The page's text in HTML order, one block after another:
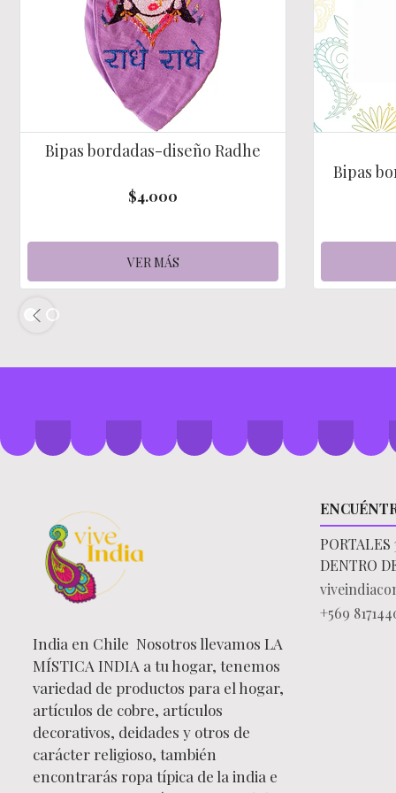
Bipas bordadas-diseño Radhe
$4.000
VER MÁS
Bipas
India en Chile Nosotros llevamos LA
MÍSTICA INDIA a tu hogar, tenemos
variedad de productos para el hogar,
artículos de cobre, artículos
decorativos, deidades y otros de
carácter religioso, también
encontrarás ropa típica de la india e
DENTRO
+569